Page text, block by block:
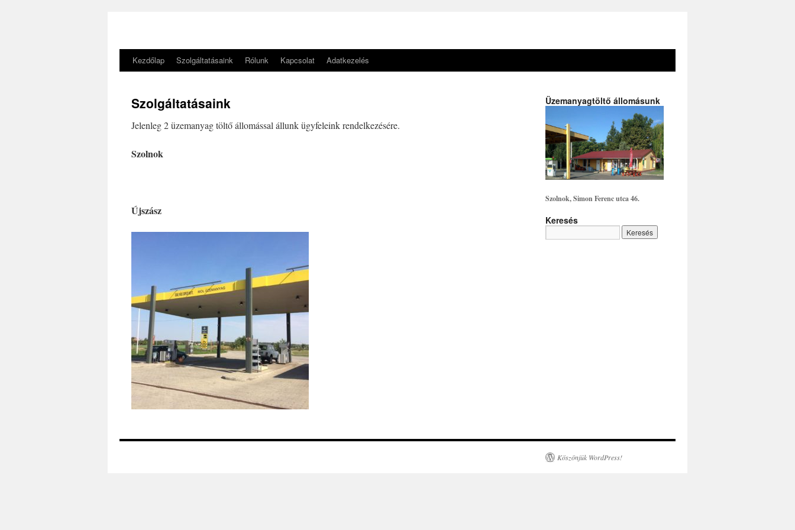
Kilépés
tartalomba
Kezdőlap Szolgáltatásaink Rólunk Kapcsolat Adatkezelés
Szolgáltatásaink
Jelenleg 2 üzemanyag töltő állomással állunk ügyfeleink rendelkezésére.
Szolnok
Újszász
Üzemanyagtöltő állomásunk
Szolnok, Simon Ferenc utca 46.
Keresés
Köszönjük WordPress!